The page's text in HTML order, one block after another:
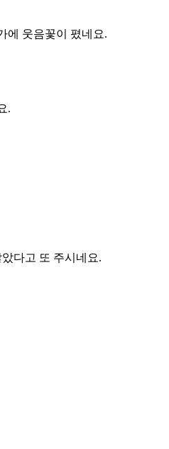
에 웃음꽃이 폈네요.
.
다고 또 주시네요.